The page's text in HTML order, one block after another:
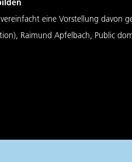
eine Vorstellung davon
Raimund Apfelbach, Public